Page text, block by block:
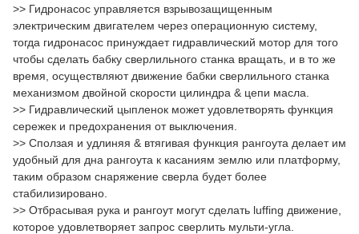
>> Гидронасос управляется взрывозащищенным
электрическим двигателем через операционную систему,
тогда гидронасос принуждает гидравлический мотор для того
чтобы сделать бабку сверлильного станка вращать, и в то же
время, осуществляют движение бабки сверлильного станка
механизмом двойной скорости цилиндра & цепи масла.
>> Гидравлический цыпленок может удовлетворять функция
сережек и предохранения от выключения.
>> Сползая и удлиняя & втягивая функция рангоута делает им
удобный для дна рангоута к касаниям землю или платформу,
таким образом снаряжение сверла будет более
стабилизировано.
>> Отбрасывая рука и рангоут могут сделать luffing движение,
которое удовлетворяет запрос сверлить мульти-угла.